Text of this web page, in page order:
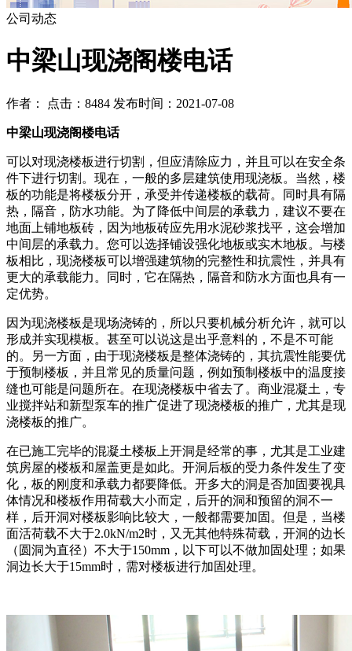
公司动态
中梁山现浇阁楼电话
作者： 点击：8484 发布时间：2021-07-08
中梁山现浇阁楼电话
可以对现浇楼板进行切割，但应清除应力，并且可以在安全条
件下进行切割。现在，一般的多层建筑使用现浇板。当然，楼
板的功能是将楼板分开，承受并传递楼板的载荷。同时具有隔
热，隔音，防水功能。为了降低中间层的承载力，建议不要在
地面上铺地板砖，因为地板砖应先用水泥砂浆找平，这会增加
中间层的承载力。您可以选择铺设强化地板或实木地板。与楼
板相比，现浇楼板可以增强建筑物的完整性和抗震性，并具有
更大的承载能力。同时，它在隔热，隔音和防水方面也具有一
定优势。
因为现浇楼板是现场浇铸的，所以只要机械分析允许，就可以
形成并实现模板。甚至可以说这是出乎意料的，不是不可能
的。另一方面，由于现浇楼板是整体浇铸的，其抗震性能要优
于预制楼板，并且常见的质量问题，例如预制楼板中的温度接
缝也可能是问题所在。在现浇楼板中省去了。商业混凝土，专
业搅拌站和新型泵车的推广促进了现浇楼板的推广，尤其是现
浇楼板的推广。
在已施工完毕的混凝土楼板上开洞是经常的事，尤其是工业建
筑房屋的楼板和屋盖更是如此。开洞后板的受力条件发生了变
化，板的刚度和承载力都要降低。开多大的洞是否加固要视具
体情况和楼板作用荷载大小而定，后开的洞和预留的洞不一
样，后开洞对楼板影响比较大，一般都需要加固。但是，当楼
面活荷载不大于2.0kN/m2时，又无其他特殊荷载，开洞的边长
（圆洞为直径）不大于150mm，以下可以不做加固处理；如果
洞边长大于15mm时，需对楼板进行加固处理。